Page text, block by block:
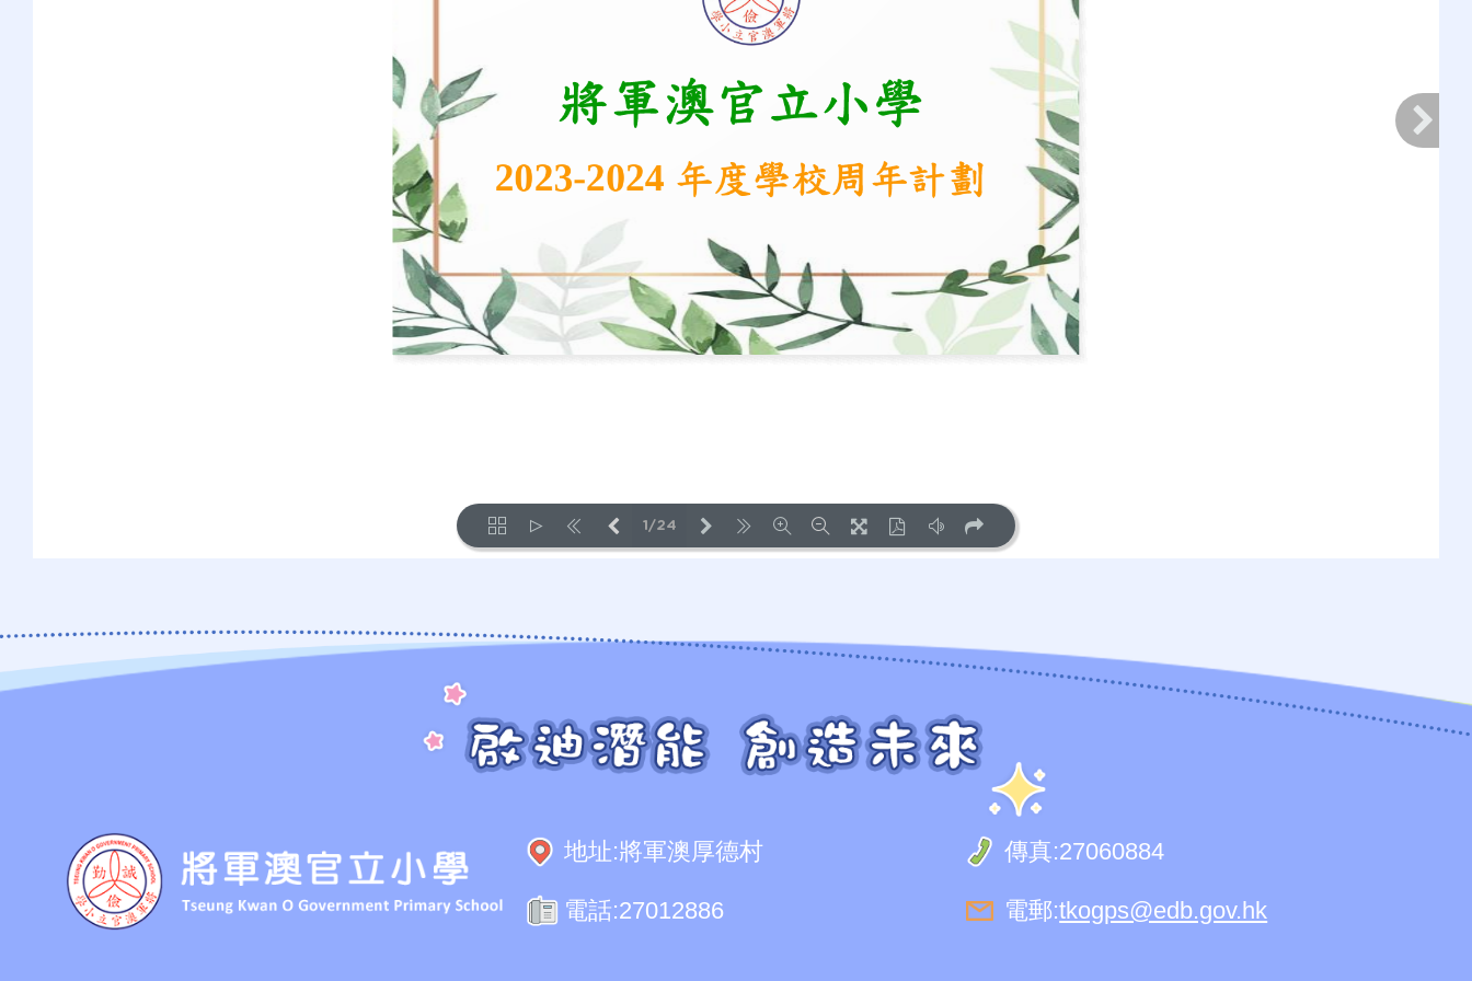
1/24
地址:將軍澳厚德村 傳真:27060884
電話:27012886 電郵:tkogps@edb.gov.hk